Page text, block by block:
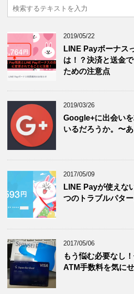
2019/05/22
LINE Payボーナス
は！？決済と送金
ための注意点
2019/03/26
Google+に出会い
いるだろうか。〜
2017/05/09
LINE Payが使えな
つのトラブルパタ
2017/05/06
もう悩む必要なし
ATM手数料を気に